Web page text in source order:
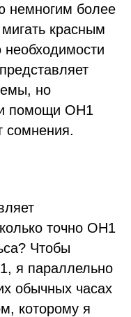
немногим более
красным
необходимости
но
помощи OH1
сомнения.
точно OH1
Чтобы
я параллельно
обычных часах
которому я